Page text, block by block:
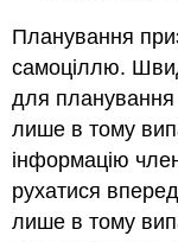
Планування
самоціллю.
для планування
лише в тому
інформацію
рухатися
лише в тому